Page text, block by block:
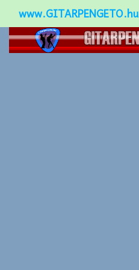
www.GITARPENGETO.hu
Népszerű-